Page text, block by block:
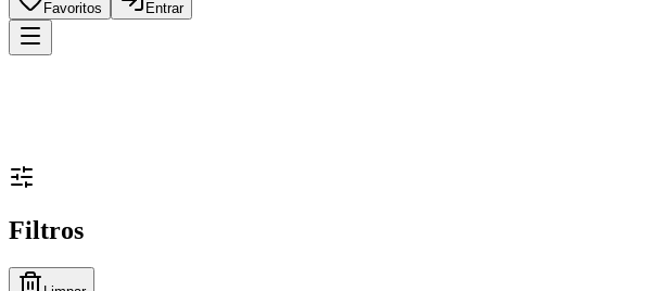
Favoritos Entrar
Filtros